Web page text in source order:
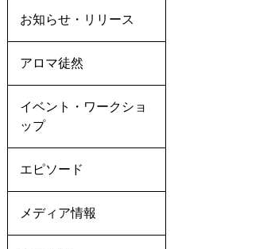
お知らせ・リリース
アロマ徒然
イベント・ワークショ
ップ
エピソード
メディア情報